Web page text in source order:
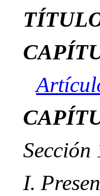
Sección
I.